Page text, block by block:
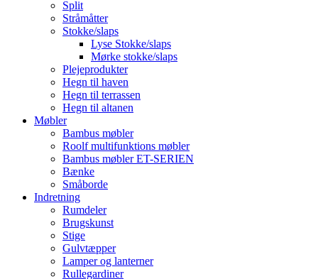
Split
Stråmåtter
Stokke/slaps
Lyse Stokke/slaps
Mørke stokke/slaps
Plejeprodukter
Hegn til haven
Hegn til terrassen
Hegn til altanen
Møbler
Bambus møbler
Roolf multifunktions møbler
Bambus møbler ET-SERIEN
Bænke
Småborde
Indretning
Rumdeler
Brugskunst
Stige
Gulvtæpper
Lamper og lanterner
Rullegardiner